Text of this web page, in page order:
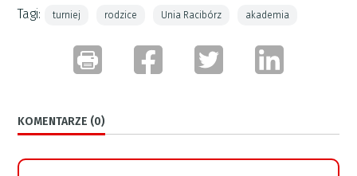
Tagi: turniej rodzice Unia Racibórz akademia
KOMENTARZE (0)